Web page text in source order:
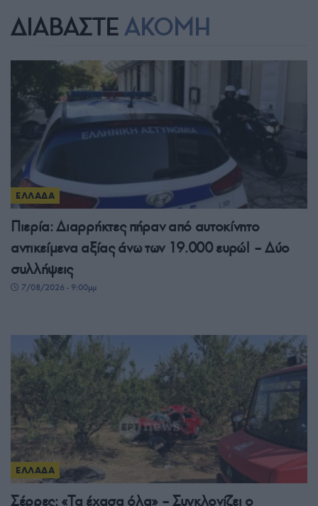
ΔΙΑΒΑΣΤΕ ΑΚΟΜΗ
ΕΛΛΑΔΑ
Πιερία: Διαρρήκτες πήραν από αυτοκίνητο
αντικείμενα αξίας άνω των 19.000 ευρώ! – Δύο
συλλήψεις
7/08/2026 - 9:00μμ
ΕΛΛΑΔΑ
Σέρρες: «Τα έχασα όλα» – Συγκλονίζει ο